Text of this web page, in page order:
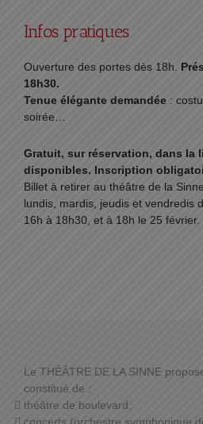
Infos pratiques
Ouverture des portes dès 18h.
18h30.
Tenue élégante demandée :
soirée…
Gratuit, sur réservation, dans la
disponibles. Inscription
Billet à retirer au théâtre de la
lundis, mardis, jeudis et vendredis
16h à 18h30, et à 18h le 25 février.
Le THÉÂTRE DE LA SINNE
constitué de :
théâtre de boulevard,